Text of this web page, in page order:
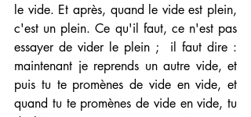
le vide. Et après, quand le vide est plein,
c'est un plein. Ce qu'il faut, ce n'est pas
essayer de vider le plein ;  il faut dire :
maintenant je reprends un autre vide, et
puis tu te promènes de vide en vide, et
quand tu te promènes de vide en vide, tu